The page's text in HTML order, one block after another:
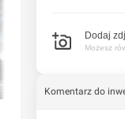
Dodaj
Możesz
Komentarz do